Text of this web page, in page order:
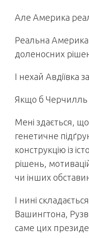
Але Америка
Реальна Америка
доленосних
І нехай Авдіївка
Якщо б Черчилль
Мені здається,
генетичне
конструкцію із
рішень,
чи інших
І нині
Вашингтона,
саме цих